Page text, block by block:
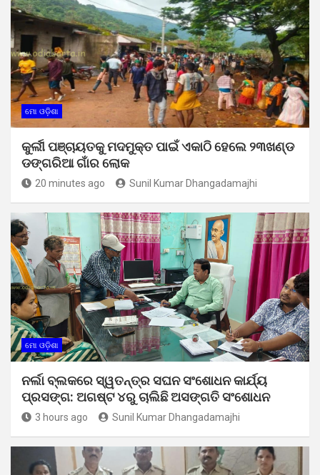
ମୋ ଓଡ଼ିଶା
କୁର୍ଲୀ ପଞ୍ଚାୟତକୁ ମଦମୁକ୍ତ ପାଇଁ ଏକାଠି ହେଲେ ୨୩ଖଣ୍ଡ
ଡଙ୍ଗରିଆ ଗାଁର ଲୋକ
20 minutes ago Sunil Kumar Dhangadamajhi
ମୋ ଓଡ଼ିଶା
ନର୍ଲା ବ୍ଲକରେ ସ୍ୱତନ୍ତ୍ର ସଘନ ସଂଶୋଧନ କାର୍ଯ୍ୟ
ପ୍ରସଙ୍ଗ: ଅଗଷ୍ଟ ୪ରୁ ଚାଲିଛି ଅସଙ୍ଗତି ସଂଶୋଧନ
3 hours ago Sunil Kumar Dhangadamajhi